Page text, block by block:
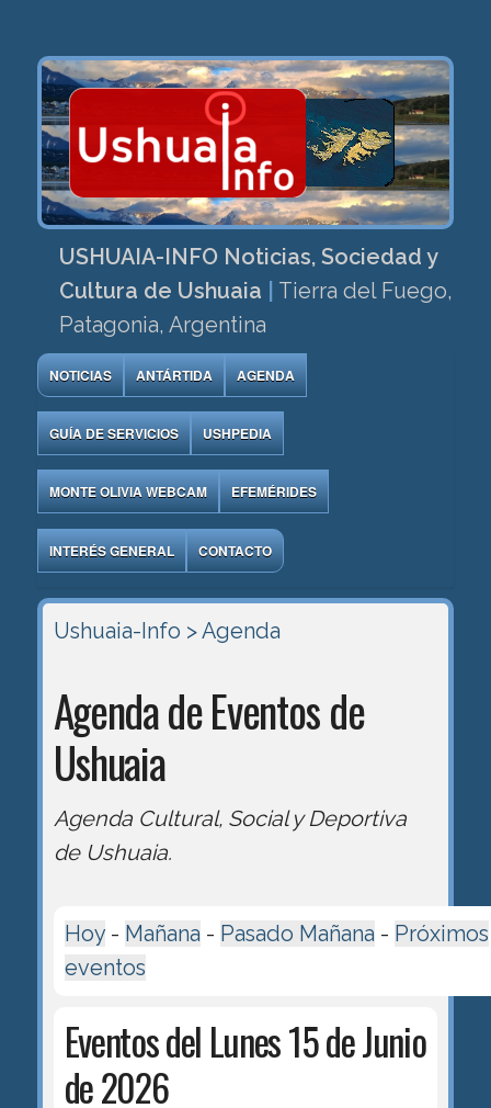
USHUAIA-INFO Noticias, Sociedad y
Cultura de Ushuaia
Tierra del Fuego,
Patagonia, Argentina
NOTICIAS ANTÁRTIDA AGENDA
GUÍA DE SERVICIOS USHPEDIA
MONTE OLIVIA WEBCAM EFEMÉRIDES
INTERÉS GENERAL CONTACTO
Ushuaia-Info > Agenda
Agenda de Eventos de
Ushuaia
Agenda Cultural, Social y Deportiva
de Ushuaia.
Hoy- Mañana - Pasado Mañana - Próximos
eventos
Eventos del Lunes 15 de Junio
de 2026